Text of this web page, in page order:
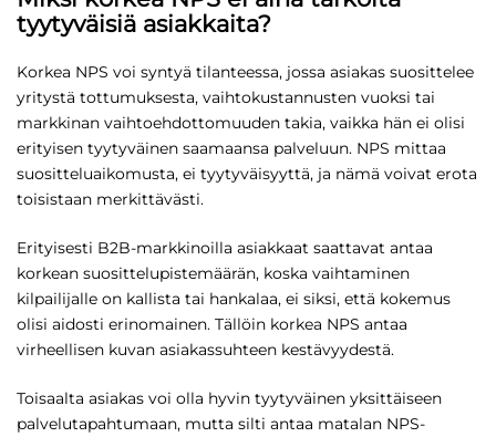
tyytyväisiä asiakkaita?
Korkea NPS voi syntyä tilanteessa, jossa asiakas suosittelee
yritystä tottumuksesta, vaihtokustannusten vuoksi tai
markkinan vaihtoehdottomuuden takia, vaikka hän ei olisi
erityisen tyytyväinen saamaansa palveluun. NPS mittaa
suositteluaikomusta, ei tyytyväisyyttä, ja nämä voivat erota
toisistaan merkittävästi.
Erityisesti B2B-markkinoilla asiakkaat saattavat antaa
korkean suosittelupistemäärän, koska vaihtaminen
kilpailijalle on kallista tai hankalaa, ei siksi, että kokemus
olisi aidosti erinomainen. Tällöin korkea NPS antaa
virheellisen kuvan asiakassuhteen kestävyydestä.
Toisaalta asiakas voi olla hyvin tyytyväinen yksittäiseen
palvelutapahtumaan, mutta silti antaa matalan NPS-